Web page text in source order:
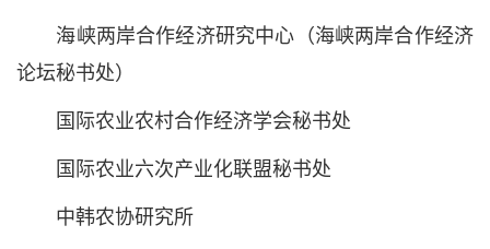
海峡两岸合作经济研究中心（海峡两岸合作经济
论坛秘书处）
国际农业农村合作经济学会秘书处
国际农业六次产业化联盟秘书处
中韩农协研究所